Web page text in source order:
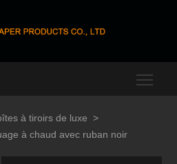
à tiroirs de luxe >
à chaud avec ruban noir